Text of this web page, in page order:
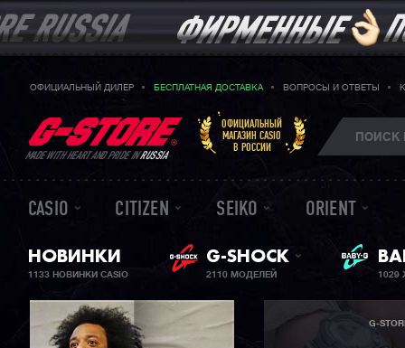
ОФИЦИАЛЬНЫЙ ДИЛЕР БЕСПЛАТНАЯ ДОСТАВКА ВОПРОСЫ И ОТВЕТЫ
MADE WITH HEART AND PRIDE INRUSSIA
ОФИЦИАЛЬНЫЙ
МАГАЗИН CASIO
В РОССИИ
CASIO CITIZEN SEIKO ORIENT
НОВИНКИ
1133 НОВИНКИ CASIO
G-SHOCK
2110 МОДЕЛЕЙ 1029
G-